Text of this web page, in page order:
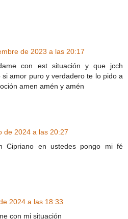
de 2023 a las 20:17
con est situación y que jcch
amor puro y verdadero te lo pido a
amen amén y amén
de 2024 a las 20:27
Cipriano en ustedes pongo mi fé
2024 a las 18:33
con mi situación